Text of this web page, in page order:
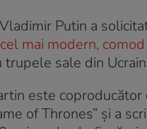
Putin a
mai modern,
trupele sale din
este coproducător
of Thrones” și a